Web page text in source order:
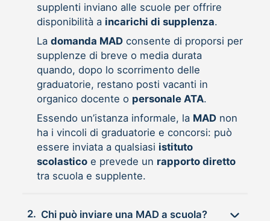
supplenti inviano alle scuole per offrire
disponibilità a incarichi di supplenza.
La domanda MADconsente di proporsi per
supplenze di breve o media durata
quando, dopo lo scorrimento delle
graduatorie, restano posti vacanti in
organico docente o personale ATA.
Essendo un’istanza informale, la MADnon
ha i vincoli di graduatorie e concorsi: può
essere inviata a qualsiasi istituto
scolasticoe prevede un rapporto diretto
tra scuola e supplente.
2. Chi può inviare una MAD a scuola?